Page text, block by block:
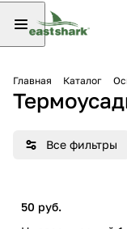
Главная Каталог
Все фильтры
50 руб.